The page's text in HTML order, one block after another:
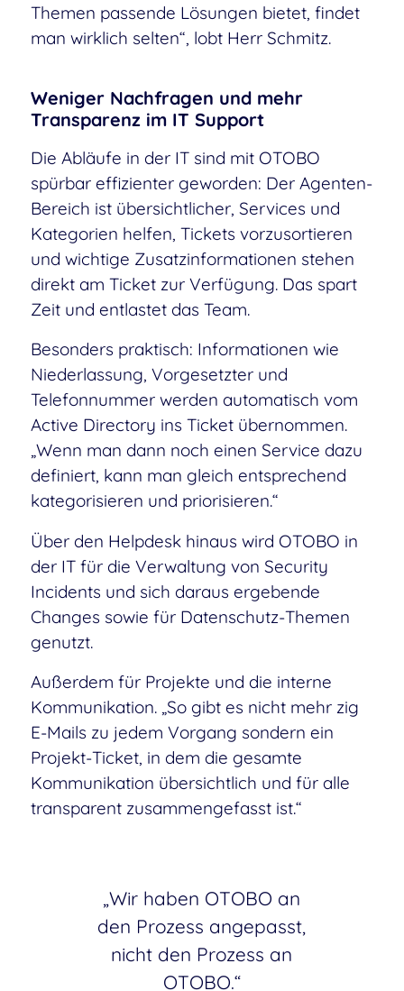
Themen passende Lösungen bietet, findet
man wirklich selten“, lobt Herr Schmitz.
Weniger Nachfragen und mehr
Transparenz im IT Support
Die Abläufe in der IT sind mit OTOBO
spürbar effizienter geworden: Der Agenten-
Bereich ist übersichtlicher, Services und
Kategorien helfen, Tickets vorzusortieren
und wichtige Zusatzinformationen stehen
direkt am Ticket zur Verfügung. Das spart
Zeit und entlastet das Team.
Besonders praktisch: Informationen wie
Niederlassung, Vorgesetzter und
Telefonnummer werden automatisch vom
Active Directory ins Ticket übernommen.
„Wenn man dann noch einen Service dazu
definiert, kann man gleich entsprechend
kategorisieren und priorisieren.“
Über den Helpdesk hinaus wird OTOBO in
der IT für die Verwaltung von Security
Incidents und sich daraus ergebende
Changes sowie für Datenschutz-Themen
genutzt.
Außerdem für Projekte und die interne
Kommunikation. „So gibt es nicht mehr zig
E-Mails zu jedem Vorgang sondern ein
Projekt-Ticket, in dem die gesamte
Kommunikation übersichtlich und für alle
transparent zusammengefasst ist.“
„Wir haben OTOBO an
den Prozess angepasst,
nicht den Prozess an
OTOBO.“